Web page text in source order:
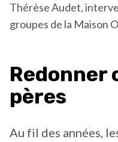
Thérèse Audet,
groupes de la Maison
Redonner
pères
Au fil des années,